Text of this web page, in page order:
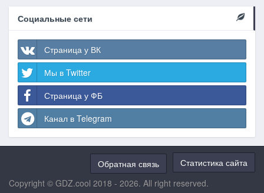
Социальные сети
Страница у ВК
Мы в Twitter
Страница у ФБ
Канал в Telegram
Статистика сайта
Обратная связь
Copyright © GDZ.cool 2018 - 2026. All right reserved.